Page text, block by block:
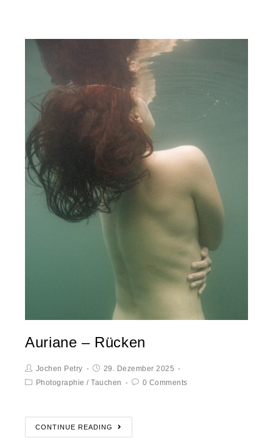
Auriane – Rücken
Jochen Petry
29. Dezember 2025
Photographie /Tauchen 0 Comments
CONTINUE READING